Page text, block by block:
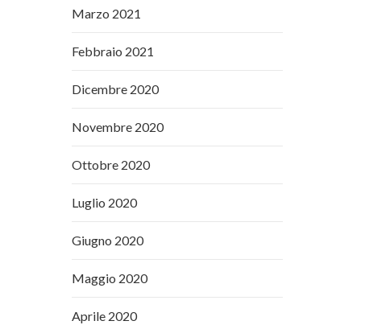
Marzo 2021
Febbraio 2021
Dicembre 2020
Novembre 2020
Ottobre 2020
Luglio 2020
Giugno 2020
Maggio 2020
Aprile 2020